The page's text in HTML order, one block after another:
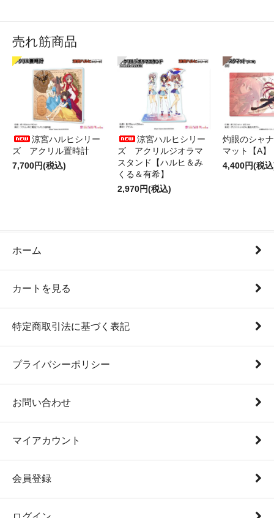
売れ筋商品
涼宮ハルヒシリー
ズ アクリル置時計
7,700円(税込)
涼宮ハルヒシリー
ズ アクリルジオラマ
スタンド【ハルヒ＆み
くる＆有希】
2,970円(税込)
灼眼のシャ
マット【A】
4,400円(税
ホーム
カートを見る
特定商取引法に基づく表記
プライバシーポリシー
お問い合わせ
マイアカウント
会員登録